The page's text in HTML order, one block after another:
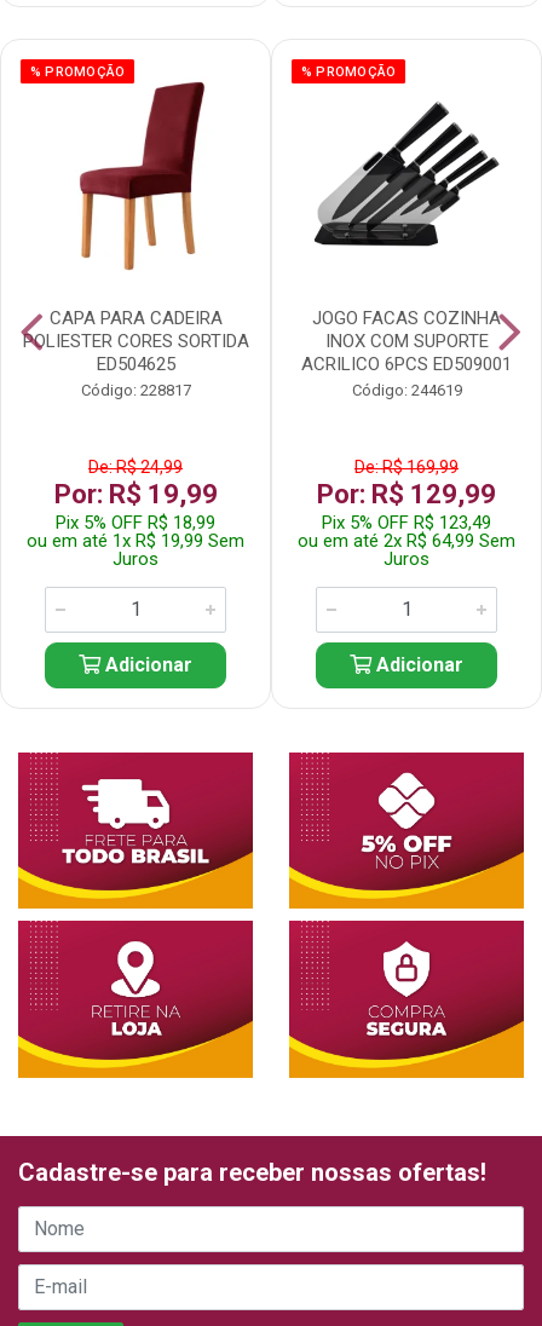
% PROMOÇÃO
CAPA PARA CADEIRA
POLIESTER CORES SORTIDA
ED504625
Código: 228817
De: R$ 24,99
Por: R$ 19,99
Pix 5% OFF R$ 18,99
ou em até 1x R$ 19,99 Sem
Juros
Adicionar
% PROMOÇÃO
JOGO FACAS COZINHA
INOX COM SUPORTE
ACRILICO 6PCS ED509001
Código: 244619
De: R$ 169,99
Por: R$ 129,99
Pix 5% OFF R$ 123,49
ou em até 2x R$ 64,99 Sem
Juros
Adicionar
Cadastre-se para receber nossas ofertas!